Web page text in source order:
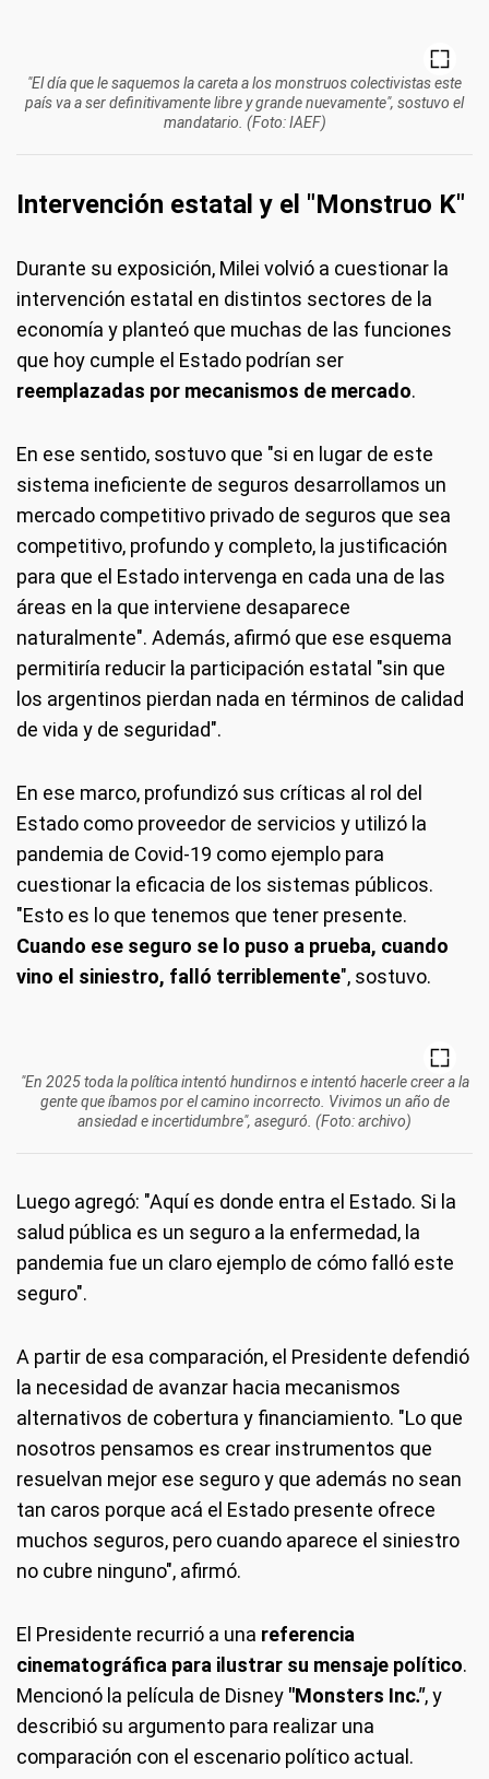
"El día que le saquemos la careta a los monstruos colectivistas este
país va a ser definitivamente libre y grande nuevamente", sostuvo el
mandatario. (Foto: IAEF)
Intervención estatal y el "Monstruo K"
Durante su exposición, Milei volvió a cuestionar la
intervención estatal en distintos sectores de la
economía y planteó que muchas de las funciones
que hoy cumple el Estado podrían ser
reemplazadas por mecanismos de mercado.
En ese sentido, sostuvo que "si en lugar de este
sistema ineficiente de seguros desarrollamos un
mercado competitivo privado de seguros que sea
competitivo, profundo y completo, la justificación
para que el Estado intervenga en cada una de las
áreas en la que interviene desaparece
naturalmente". Además, afirmó que ese esquema
permitiría reducir la participación estatal "sin que
los argentinos pierdan nada en términos de calidad
de vida y de seguridad".
En ese marco, profundizó sus críticas al rol del
Estado como proveedor de servicios y utilizó la
pandemia de Covid-19 como ejemplo para
cuestionar la eficacia de los sistemas públicos.
"Esto es lo que tenemos que tener presente.
Cuando ese seguro se lo puso a prueba, cuando
vino el siniestro, falló terriblemente", sostuvo.
"En 2025 toda la política intentó hundirnos e intentó hacerle creer a la
gente que íbamos por el camino incorrecto. Vivimos un año de
ansiedad e incertidumbre", aseguró. (Foto: archivo)
Luego agregó: "Aquí es donde entra el Estado. Si la
salud pública es un seguro a la enfermedad, la
pandemia fue un claro ejemplo de cómo falló este
seguro".
A partir de esa comparación, el Presidente defendió
la necesidad de avanzar hacia mecanismos
alternativos de cobertura y financiamiento. "Lo que
nosotros pensamos es crear instrumentos que
resuelvan mejor ese seguro y que además no sean
tan caros porque acá el Estado presente ofrece
muchos seguros, pero cuando aparece el siniestro
no cubre ninguno", afirmó.
El Presidente recurrió a una referencia
cinematográfica para ilustrar su mensaje político.
Mencionó la película de Disney "Monsters Inc.", y
describió su argumento para realizar una
comparación con el escenario político actual.